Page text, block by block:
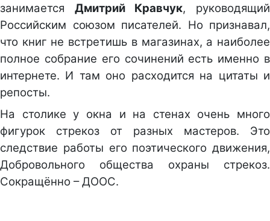
занимается Дмитрий Кравчук, руководящий
Российским союзом писателей. Но признавал,
что книг не встретишь в магазинах, а наиболее
полное собрание его сочинений есть именно в
интернете. И там оно расходится на цитаты и
репосты.
На столике у окна и на стенах очень много
фигурок стрекоз от разных мастеров. Это
следствие работы его поэтического движения,
Добровольного общества охраны стрекоз.
Сокращённо – ДООС.